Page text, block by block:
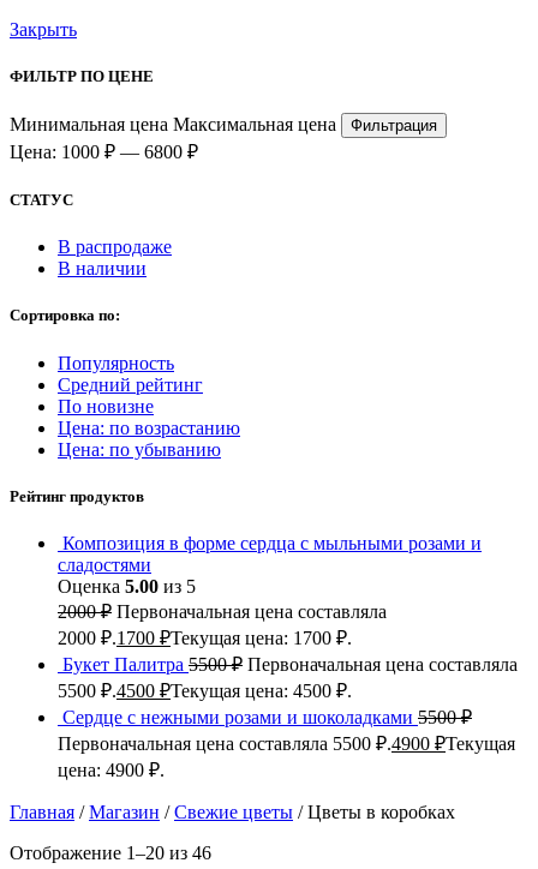
Закрыть
ФИЛЬТР ПО ЦЕНЕ
Минимальная цена Максимальная цена Фильтрация
Цена: 1000 ₽ — 6800 ₽
СТАТУС
В распродаже
В наличии
Сортировка по:
Популярность
Средний рейтинг
По новизне
Цена: по возрастанию
Цена: по убыванию
Рейтинг продуктов
Композиция в форме сердца с мыльными розами и
сладостями
Оценка 5.00 из 5
2000₽ Первоначальная цена составляла
2000 ₽.1700 ₽Текущая цена: 1700 ₽.
Букет Палитра 5500₽ Первоначальная цена составляла
5500 ₽.4500 ₽Текущая цена: 4500 ₽.
Сердце с нежными розами и шоколадками 5500₽
Первоначальная цена составляла 5500 ₽.4900 ₽Текущая
цена: 4900 ₽.
Главная /Магазин /Свежие цветы /Цветы в коробках
Отображение 1–20 из 46